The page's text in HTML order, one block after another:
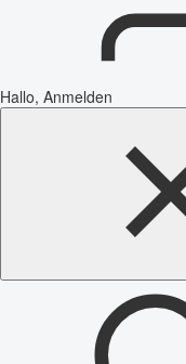
Hallo, Anmelden